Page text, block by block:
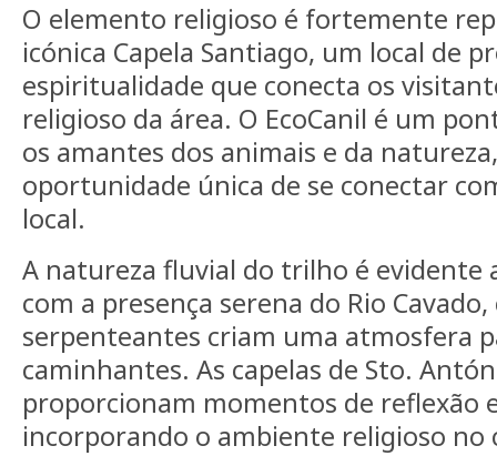
O elemento religioso é fortemente
icónica Capela Santiago, um local de
espiritualidade que conecta os
religioso da área. O EcoCanil é um
os amantes dos animais e da
oportunidade única de se conectar
local.
A natureza fluvial do trilho é evidente
com a presença serena do Rio
serpenteantes criam uma atmosfera
caminhantes. As capelas de Sto.
proporcionam momentos de reflexão
incorporando o ambiente religioso